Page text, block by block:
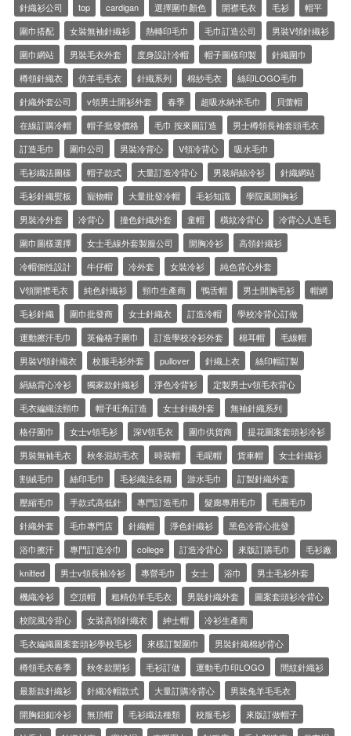
針織衫公司
top cardigan 選擇圍巾顏色 開襟毛衣 毛衫
帽平
圍巾搭配
女裝無袖針織衫 熱轉印毛巾 毛巾訂造公司
男裝V領針織衫
圍巾網站
男裝毛衣外套 度身設計冷帽 帽子圖樣印製
針織圍巾
樽領針織衣
仿羊毛毛衣 針織系列 棉紗毛衣
絲印LOGO毛巾
針織外套公司
v領男士開衫外套 春季 超吸水納米毛巾
貝蕾帽
在線訂購冷帽
帽子批發價格 毛巾 按來圖訂造
男士樽領長袖套頭毛衣
訂造毛巾
圍巾公司 男裝冷背心 V領冷背心
吸水毛巾
毛衫織法圖樣
帽子款式 大量訂造冷背心 男裝絹絲冷衫
針織網站
毛衫針織熨板
寵物帽 大量批發冷帽 毛衫知識
學院風開胸衫
男裝冷外套
冷背心 撞色針織外套 童帽 橫紋冷背心
冷背心人造毛
圍巾圖樣選擇
女士毛線外套製服公司 開胸冷衫
高領針織衫
冷帽個性設計
牛仔帽 冷外套 女裝冷衫
純色背心外套
V領開襟毛衣
純色針織衫 頸巾生產商 鴨舌帽 男士開胸毛衫
帽網
毛衫針織
圍巾批發商 女士針織衣 訂造冷帽
學校冷背心訂做
運動擦汗毛巾
英倫格子圍巾 訂造學校冷衫外套 棉耳帽
毛線帽
男裝V領針織衣
校服毛衫外套 pullover 針織上衣
絲印帽訂製
絹絲背心冷衫
獨家款針織衫 淨色冷背衫
定製男士v領毛衣背心
毛衣編織法頸巾
帽子旺角訂造 女士針織外套
無袖針織系列
格仔圍巾
女士v領毛衫 深V領毛衣 圍巾供貨商
提花圖案套頭衫冷衫
男裝無袖毛衣
秋冬混紡毛衣 時裝帽 毛呢帽 貨車帽
女士針織衫
割絨毛巾
絲印毛巾 毛衫織法名稱 游水毛巾
訂製針織外套
壓縮毛巾
手款式高低針 專門訂造毛巾 髮廊專用毛巾
毛圈毛巾
針織外套
毛巾專門店 針織帽 淨色針織衫
黑色冷背心批發
浴巾擦汗
專門訂造冷巾 college 訂造冷背心 來版訂購毛巾
毛衫廠
knitted
男士v領長袖冷衫 專營毛巾 女士 浴巾
男士毛衫外套
機織冷衫
空頂帽 粗精仿羊毛毛衣 男裝針織外套
圖案套頭衫冷背心
校院風冷背心
女裝高領針織衣 紳士帽
冷衫生產商
毛衣編織圖案套頭衫學校毛衫
來樣訂製圍巾
男裝針織棉紗背心
樽領毛衣春季
秋冬款開衫 毛衫訂做 運動毛巾印LOGO
間紋針織衫
最新款針織衫
針織冷帽款式 大量訂購冷背心
男裝兔羊毛毛衣
開胸鈕釦冷衫
無頂帽 毛衫織法種類 校服毛衫
來版訂做帽子